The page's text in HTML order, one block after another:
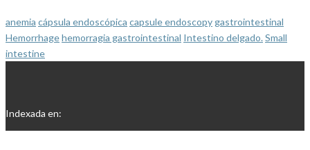
anemia cápsula endoscópica capsule endoscopy gastrointestinal
Hemorrhagehemorragia gastrointestinal Intestino delgado.Small
intestine
Indexada en: